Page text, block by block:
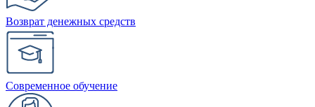
Возврат денежных средств
Современное обучение